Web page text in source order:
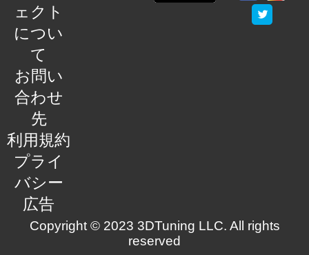
ェクト
につい
て
お問い
合わせ
先
利用規約
プライ
バシー
広告
Copyright © 2023 3DTuning LLC. All rights
reserved